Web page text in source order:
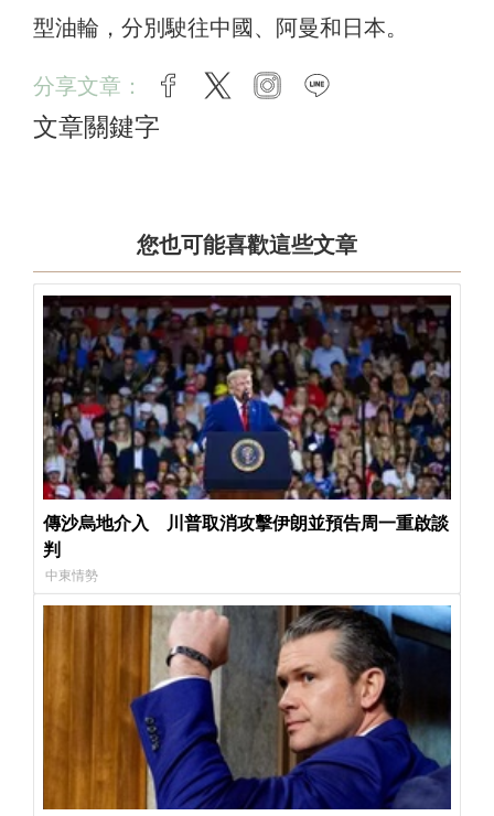
型油輪，分別駛往中國、阿曼和日本。
分享文章： facebook
twitter instagram
文章關鍵字
您也可能喜歡這些文章
傳沙烏地介入 川普取消攻擊伊朗並預告周一重啟談
判
中東情勢